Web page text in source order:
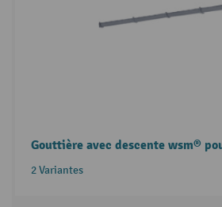
Gouttière avec descente wsm®
2 Variantes